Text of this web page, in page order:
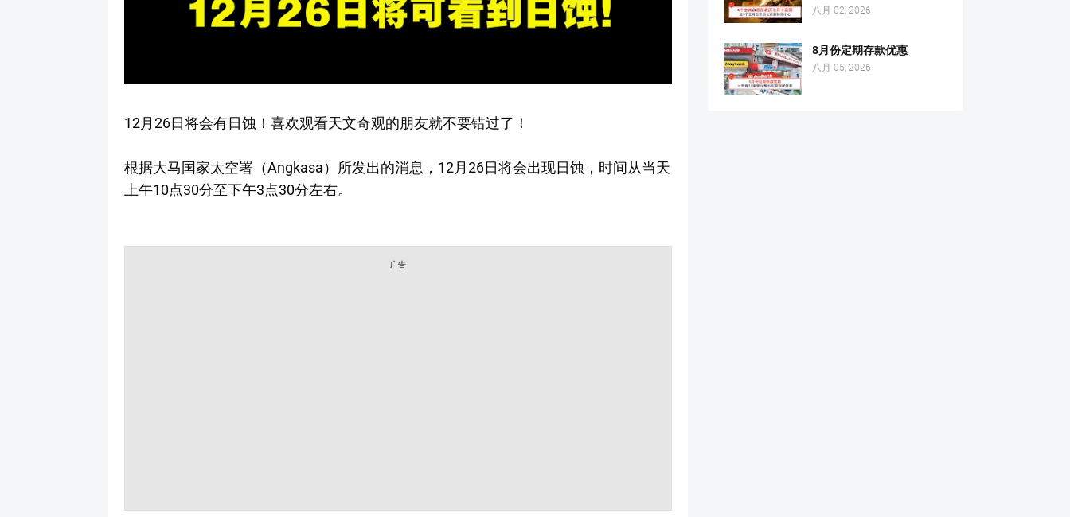
12月26日将会有日蚀！喜欢观看天文奇观的朋友就不要错过了！
根据大马国家太空署（Angkasa）所发出的消息，12月26日将会出现日蚀，时间从当天
上午10点30分至下午3点30分左右。
广告
八月 02, 2026
8月份定期存款优惠
八月 05, 2026